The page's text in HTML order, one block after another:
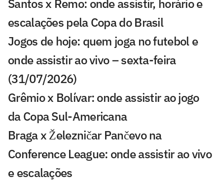
Santos x Remo: onde assistir, horário e
escalações pela Copa do Brasil
Jogos de hoje: quem joga no futebol e
onde assistir ao vivo – sexta-feira
(31/07/2026)
Grêmio x Bolívar: onde assistir ao jogo
da Copa Sul-Americana
Braga x Železničar Pančevo na
Conference League: onde assistir ao vivo
e escalações